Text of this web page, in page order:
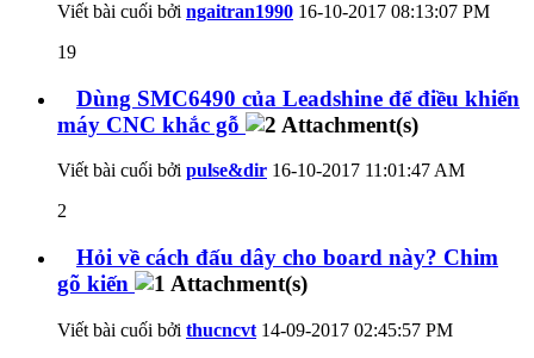
Viết bài cuối bởi ngaitran1990 16-10-2017 08:13:07 PM
19
Dùng SMC6490 của Leadshine để điều khiển
máy CNC khắc gỗ
Viết bài cuối bởi pulse&dir 16-10-2017 11:01:47 AM
2
Hỏi về cách đấu dây cho board này? Chim
gõ kiến
Viết bài cuối bởi thucncvt 14-09-2017 02:45:57 PM